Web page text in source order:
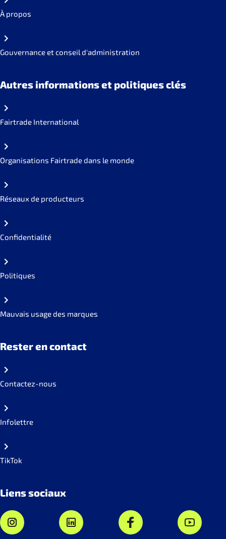
À propos
Gouvernance et conseil d'administration
Autres informations et politiques clés
Fairtrade International
Organisations Fairtrade dans le monde
Réseaux de producteurs
Confidentialité
Politiques
Mauvais usage des marques
Rester en contact
Contactez-nous
Infolettre
TikTok
Liens sociaux